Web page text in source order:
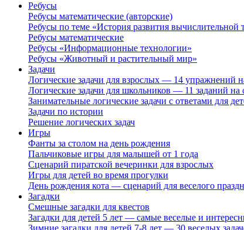
Ребусы
Ребусы математические (авторские)
Ребусы по теме «История развития вычислительной
Ребусы математические
Ребусы «Информационные технологии»
Ребусы «Животный и растительный мир»
Задачи
Логические задачи для взрослых — 14 упражнений
Логические задачи для школьников — 11 заданий на
Занимательные логические задачи с ответами для
Задачи по истории
Решение логических задач
Игры
Фанты за столом на день рождения
Пальчиковые игры для малышей от 1 года
Сценарий пиратской вечеринки для взрослых
Игры для детей во время прогулки
День рождения кота — сценарий для веселого
Загадки
Смешные загадки для квестов
Загадки для детей 5 лет — самые веселые и
Зимние загадки для детей 7-8 лет — 30 веселых